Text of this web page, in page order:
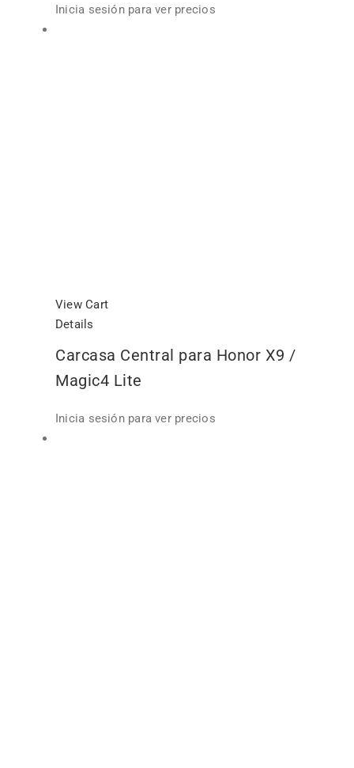
Inicia sesión para ver precios
View Cart
Details
Carcasa Central para Honor X9 /
Magic4 Lite
Inicia sesión para ver precios